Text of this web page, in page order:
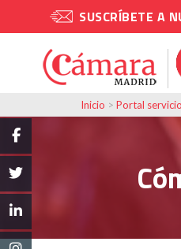
SUSCRÍBETE A
Inicio > Portal